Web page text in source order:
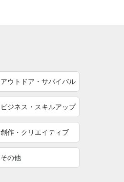
アウトドア・サバイバル
ビジネス・スキルアップ
創作・クリエイティブ
その他